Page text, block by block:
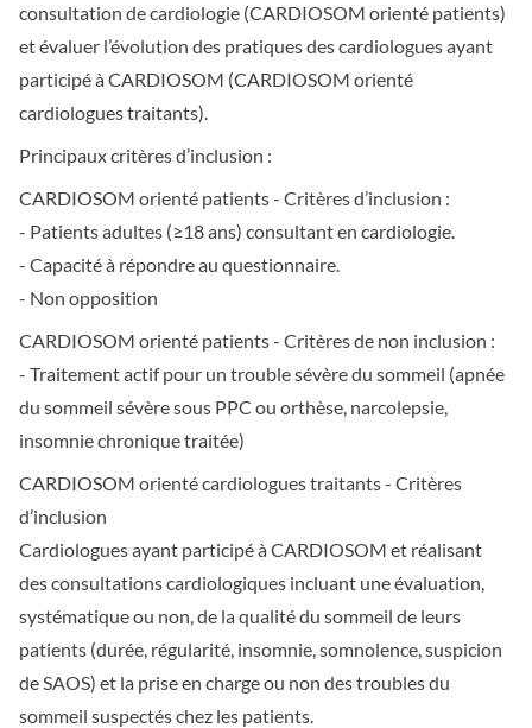
consultation de cardiologie (CARDIOSOM orienté patients)
et évaluer l’évolution des pratiques des cardiologues ayant
participé à CARDIOSOM (CARDIOSOM orienté
cardiologues traitants).
Principaux critères d’inclusion :
CARDIOSOM orienté patients - Critères d’inclusion :
- Patients adultes (≥18 ans) consultant en cardiologie.
- Capacité à répondre au questionnaire.
- Non opposition
CARDIOSOM orienté patients - Critères de non inclusion :
- Traitement actif pour un trouble sévère du sommeil (apnée
du sommeil sévère sous PPC ou orthèse, narcolepsie,
insomnie chronique traitée)
CARDIOSOM orienté cardiologues traitants - Critères
d’inclusion
Cardiologues ayant participé à CARDIOSOM et réalisant
des consultations cardiologiques incluant une évaluation,
systématique ou non, de la qualité du sommeil de leurs
patients (durée, régularité, insomnie, somnolence, suspicion
de SAOS) et la prise en charge ou non des troubles du
sommeil suspectés chez les patients.